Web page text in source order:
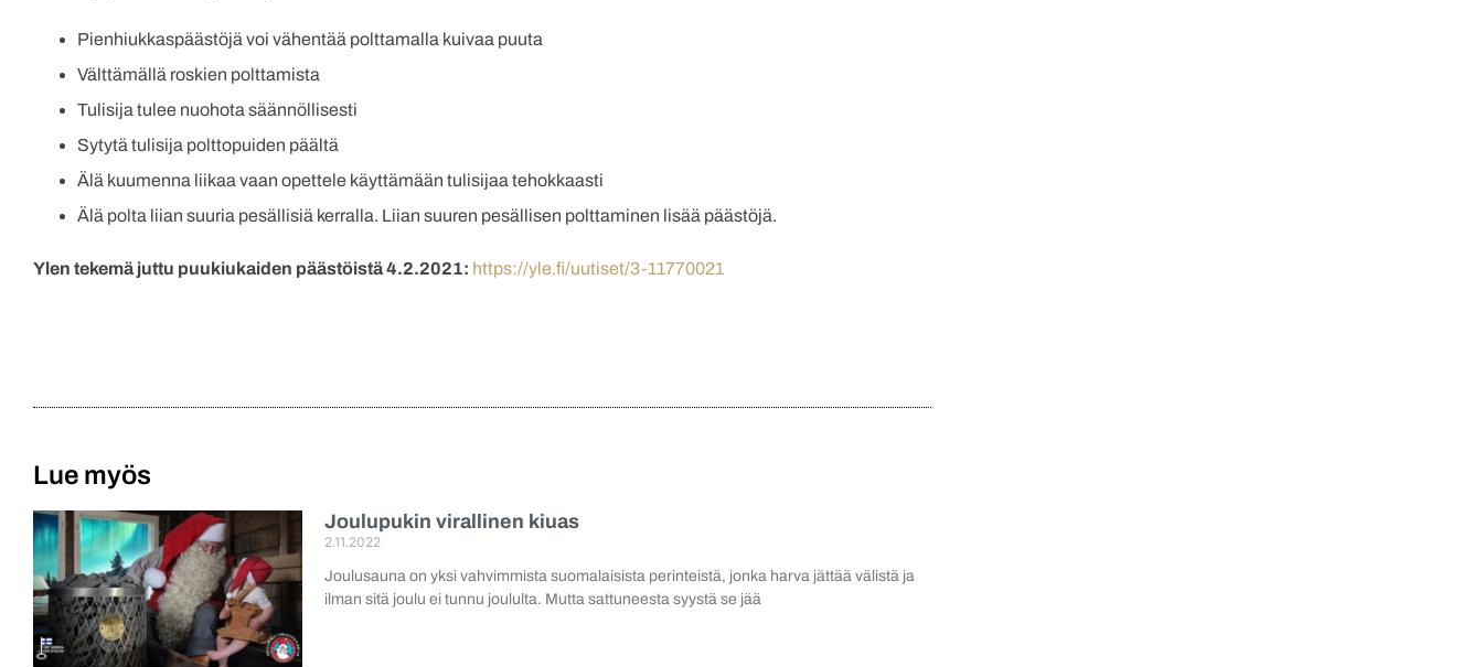
Pienhiukkaspäästöjä voi vähentää polttamalla kuivaa puuta
Välttämällä roskien polttamista
Tulisija tulee nuohota säännöllisesti
Sytytä tulisija polttopuiden päältä
Älä kuumenna liikaa vaan opettele käyttämään tulisijaa tehokkaasti
Älä polta liian suuria pesällisiä kerralla. Liian suuren pesällisen polttaminen lisää päästöjä.
Ylen tekemä juttu puukiukaiden päästöistä 4.2.2021: https://yle.fi/uutiset/3-11770021
Lue myös
Joulupukin virallinen kiuas
2.11.2022
Joulusauna on yksi vahvimmista suomalaisista perinteistä, jonka harva jättää välistä ja
ilman sitä joulu ei tunnu joululta. Mutta sattuneesta syystä se jää